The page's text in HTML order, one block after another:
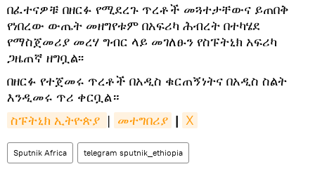
በፈተናዎቹ በዘርፉ የሚደረጉ ጥረቶች መጓተታቸውና ይጠበቅ
የነበረው ውጤት መዘግየቱም በአፍሪካ ሕብረት በተካሄደ
የማስጀመሪያ መረሃ ግብር ላይ መገለፁን የስፑትኒክ አፍሪካ
ጋዜጠኛ ዘግቧል፡፡
በዘርፉ የተጀመሩ ጥረቶች በአዲስ ቁርጠኝነትና በአዲስ ስልት
እንዲመሩ ጥሪ ቀርቧል።
ስፑትኒክ ኢትዮጵያ | መተግበሪያ | X
Sputnik Africa telegram sputnik_ethiopia